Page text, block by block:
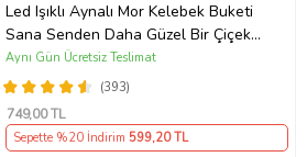
Led Işıklı Aynalı Mor Kelebek Buketi
Sana Senden Daha Güzel Bir Çiçek
Bulamadım Ayna Buket Sevgiliye
Hediye
(393)
Aynı Gün Ücretsiz Teslimat
749,00 TL
Sepette %20 İndirim 599,20 TL